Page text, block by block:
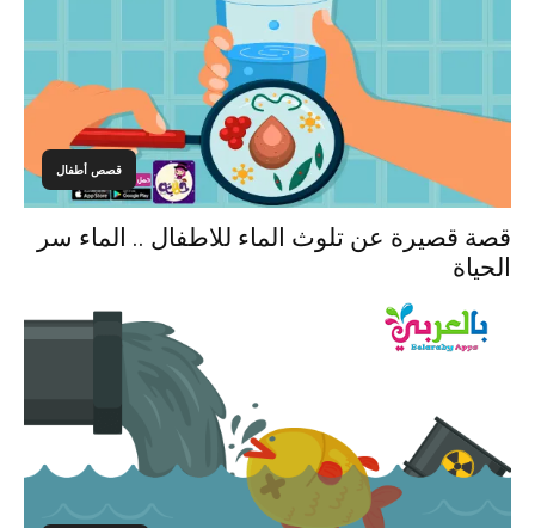
قصص أطفال
قصة قصيرة عن تلوث الماء للاطفال .. الماء سر
الحياة